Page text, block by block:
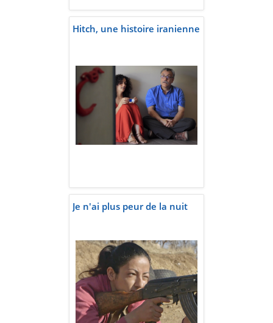
Hitch, une histoire iranienne
Je n'ai plus peur de la nuit